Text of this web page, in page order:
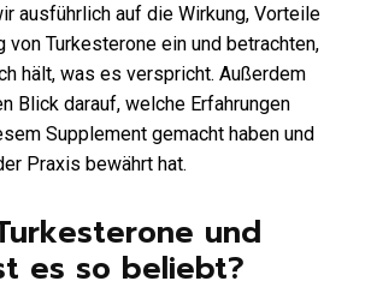
ausführlich auf die Wirkung, Vorteile
von Turkesterone ein und betrachten,
hält, was es verspricht. Außerdem
Blick darauf, welche Erfahrungen
Supplement gemacht haben und
Praxis bewährt hat.
und
es so beliebt?